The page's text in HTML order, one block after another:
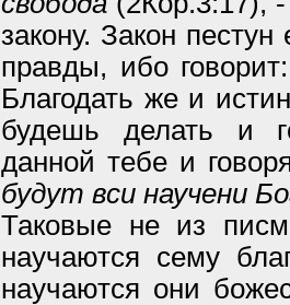
закону. Закон
правды, ибо
Благодать же и
будешь делать и
данной тебе и
будут вси научени
Таковые не из
научаются сему
научаются они